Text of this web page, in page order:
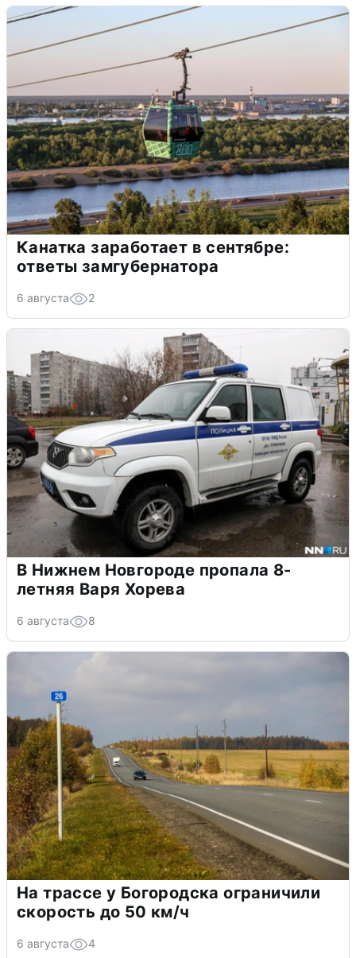
Канатка заработает в сентябре:
ответы замгубернатора
6 августа 2
В Нижнем Новгороде пропала 8-
летняя Варя Хорева
6 августа 8
На трассе у Богородска ограничили
скорость до 50 км/ч
6 августа 4